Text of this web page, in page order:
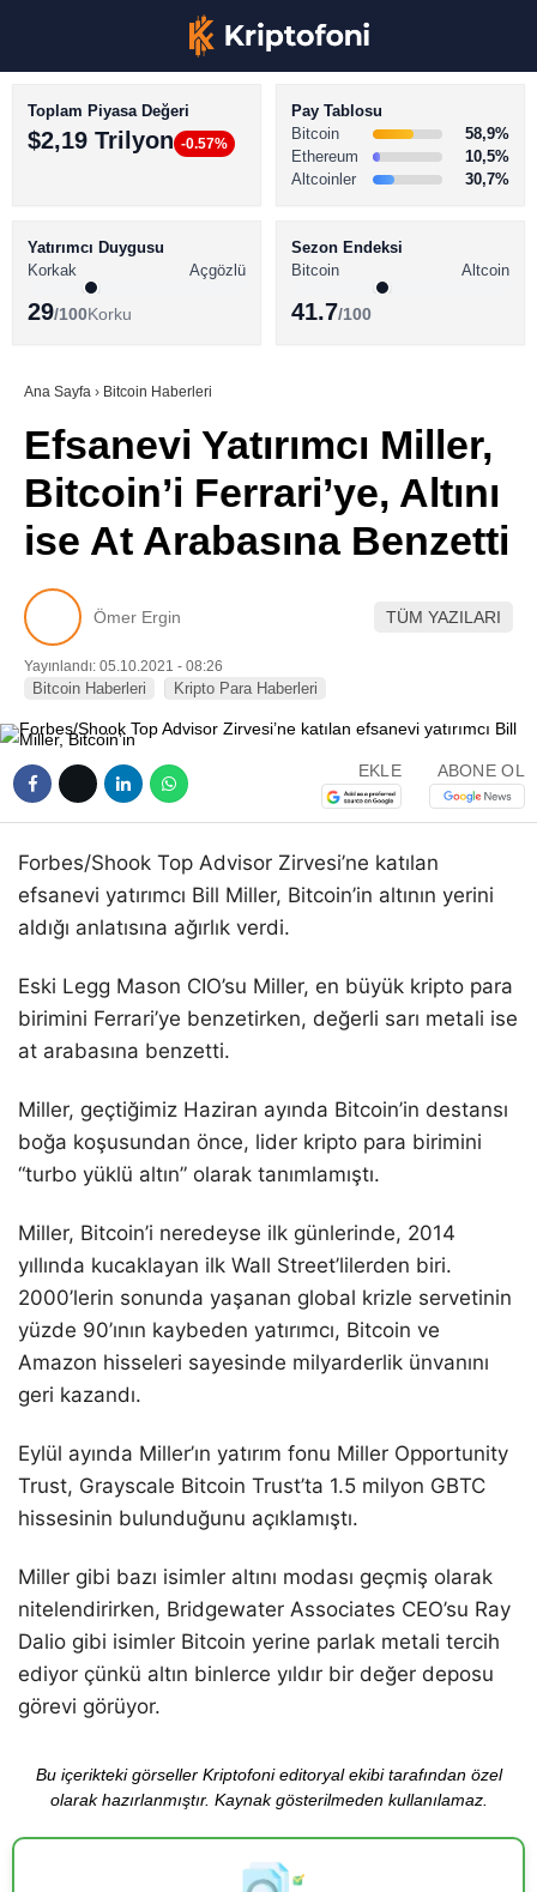
Youtube
TikTok
BİTCOİN HABERLERİ
ALTCOİN HABERLERİ
SÖZLÜK
Toplam Piyasa Değeri
$2,19 Trilyon -0.57%
Pay Tablosu
Bitcoin
58,9%
Ethereum
10,5%
Altcoinler
30,7%
Yatırımcı Duygusu
Korkak
Açgözlü
29/100Korku
Sezon Endeksi
Bitcoin
Altcoin
41.7/100
Ana Sayfa › Bitcoin Haberleri
Efsanevi Yatırımcı Miller,
Bitcoin’i Ferrari’ye, Altını
ise At Arabasına Benzetti
Ömer Ergin TÜM YAZILARI
Yayınlandı: 05.10.2021 - 08:26
Bitcoin Haberleri Kripto Para Haberleri
EKLE ABONE OL
Forbes/Shook Top Advisor Zirvesi’ne katılan
efsanevi yatırımcı Bill Miller, Bitcoin’in altının yerini
aldığı anlatısına ağırlık verdi.
Eski Legg Mason CIO’su Miller, en büyük kripto para
birimini Ferrari’ye benzetirken, değerli sarı metali ise
at arabasına benzetti.
Miller, geçtiğimiz Haziran ayında Bitcoin’in destansı
boğa koşusundan önce, lider kripto para birimini
“turbo yüklü altın” olarak tanımlamıştı.
Miller, Bitcoin’i neredeyse ilk günlerinde, 2014
yıllında kucaklayan ilk Wall Street’lilerden biri.
2000’lerin sonunda yaşanan global krizle servetinin
yüzde 90’ının kaybeden yatırımcı, Bitcoin ve
Amazon hisseleri sayesinde milyarderlik ünvanını
geri kazandı.
Eylül ayında Miller’ın yatırım fonu Miller Opportunity
Trust, Grayscale Bitcoin Trust’ta 1.5 milyon GBTC
hissesinin bulunduğunu açıklamıştı.
Miller gibi bazı isimler altını modası geçmiş olarak
nitelendirirken, Bridgewater Associates CEO’su Ray
Dalio gibi isimler Bitcoin yerine parlak metali tercih
ediyor çünkü altın binlerce yıldır bir değer deposu
görevi görüyor.
Bu içerikteki görseller Kriptofoni editoryal ekibi tarafından özel
olarak hazırlanmıştır. Kaynak gösterilmeden kullanılamaz.